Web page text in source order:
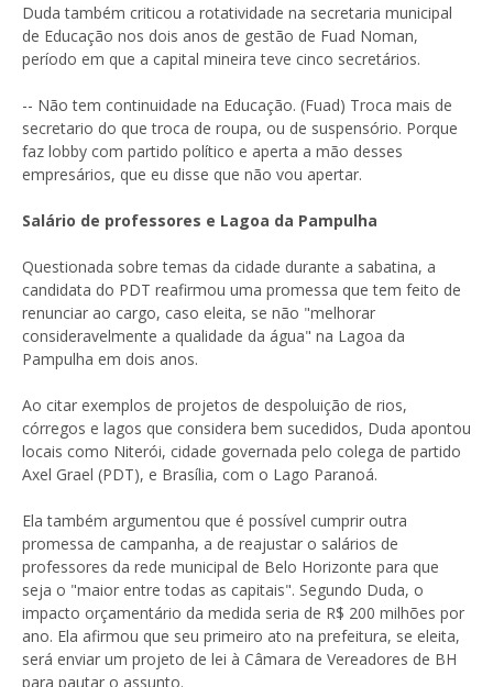
Duda também criticou a rotatividade na secretaria municipal
de Educação nos dois anos de gestão de Fuad Noman,
período em que a capital mineira teve cinco secretários.
-- Não tem continuidade na Educação. (Fuad) Troca mais de
secretario do que troca de roupa, ou de suspensório. Porque
faz lobby com partido político e aperta a mão desses
empresários, que eu disse que não vou apertar.
Salário de professores e Lagoa da Pampulha
Questionada sobre temas da cidade durante a sabatina, a
candidata do PDT reafirmou uma promessa que tem feito de
renunciar ao cargo, caso eleita, se não "melhorar
consideravelmente a qualidade da água" na Lagoa da
Pampulha em dois anos.
Ao citar exemplos de projetos de despoluição de rios,
córregos e lagos que considera bem sucedidos, Duda apontou
locais como Niterói, cidade governada pelo colega de partido
Axel Grael (PDT), e Brasília, com o Lago Paranoá.
Ela também argumentou que é possível cumprir outra
promessa de campanha, a de reajustar o salários de
professores da rede municipal de Belo Horizonte para que
seja o "maior entre todas as capitais". Segundo Duda, o
impacto orçamentário da medida seria de R$ 200 milhões por
ano. Ela afirmou que seu primeiro ato na prefeitura, se eleita,
será enviar um projeto de lei à Câmara de Vereadores de BH
para pautar o assunto.